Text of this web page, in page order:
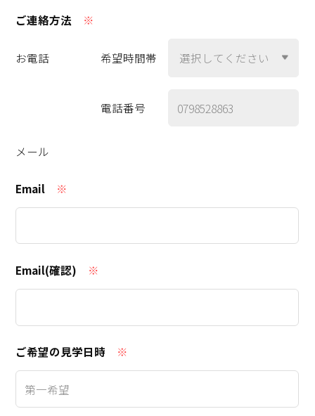
ご連絡方法 ※
お電話 希望時間帯
電話番号
メール
Email ※
Email(確認) ※
ご希望の見学日時 ※